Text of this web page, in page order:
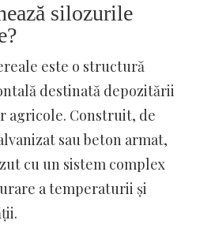
silozurile
este o structură
destinată depozitării
agricole. Construit, de
sau beton armat,
cu un sistem complex
a temperaturii și